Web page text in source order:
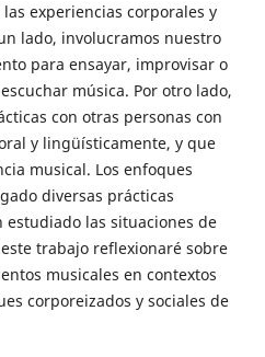
experiencias corporales y
lado, involucramos nuestro
para ensayar, improvisar o
música. Por otro lado,
con otras personas con
y lingüísticamente, y que
musical. Los enfoques
diversas prácticas
estudiado las situaciones de
trabajo reflexionaré sobre
musicales en contextos
corporeizados y sociales de